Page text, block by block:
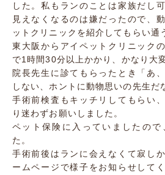
した。私もランのことは家族だし
見えなくなるのは嫌だったので、
ットクリニックを紹介してもらい通
東大阪からアイペットクリニック
で1時間30分以上かかり、かなり大
院長先生に診てもらったとき「あ
しない、ホントに動物思いの先生だ
手術前検査もキッチリしてもらい
り迷わずお願いしました。
ペット保険に入っていましたので
た。
手術前後はランに会えなくて寂し
ームページで様子をお知らせして